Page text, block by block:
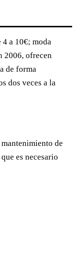
4 a 10€; moda
2006, ofrecen
de forma
dos veces a la
de
es necesario